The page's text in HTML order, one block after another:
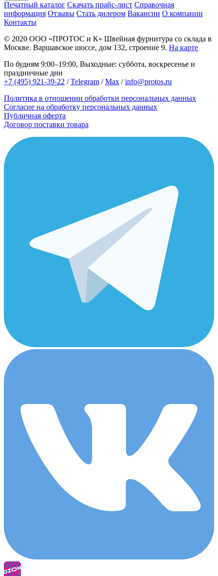
Печатный каталог Скачать прайс-лист Справочная
информация Отзывы Стать дилером Вакансии О компании
Контакты
© 2020 ООО «ПРОТОС и К» Швейная фурнитура со склада в
Москве. Варшавское шоссе, дом 132, строение 9. На карте
По будням 9:00–19:00, Выходные: суббота, воскресенье и
праздничные дни
+7 (495) 921-39-22 /Telegram /Max /info@protos.ru
Политика в отношении обработки персональных данных
Согласие на обработку персональных данных
Публичная оферта
Договор поставки товара